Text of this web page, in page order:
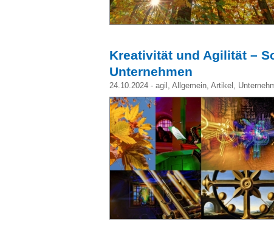
Kreativität und Agilität –
Unternehmen
24.10.2024 - agil , Allgemein, Artikel ,